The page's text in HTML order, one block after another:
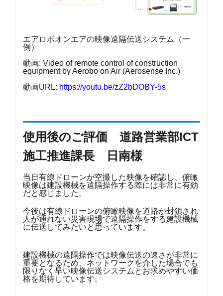
エアロボオンエアの映像遠隔伝送システム（一
例）
動画: Video of remote control of construction
equipment by Aerobo on Air (Aerosense Inc.)
動画URL: https://youtu.be/zZ2bDOBY-5s
使用後のご評価 道路営業部ICT
施工推進課長 日南様
当日有線ドローンが空撮した映像を確認し、俯瞰
映像は建設機械を遠隔操作する際には非常に有効
だと感じました。
今後は有線ドローンの俯瞰映像を道路が封鎖され
人が通れない災害現場で遠隔操作をする建設機械
に伝送してみたいと思っています。
建設機械の遠隔操作では映像伝送の速さが非常に
重要となるため、ネットワークを介した場合でも
限りなく早い映像伝送システムとお求めやすい価
格を期待しています。